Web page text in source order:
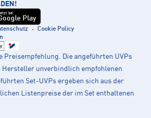
bei
Play
Cookie Policy
Preisempfehlung. Die angeführten UVPs
Hersteller unverbindlich empfohlenen
Set-UVPs ergeben sich aus der
Listenpreise der im Set enthaltenen